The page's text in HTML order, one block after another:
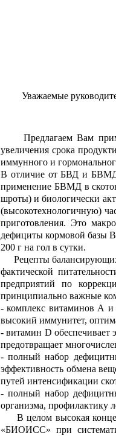
Уважаемые
Предлагаем Вам
увеличения срока
иммунного и
В отличие от БВД и БВМД,
применение БВМД в
шроты) и биологически
(высокотехнологичную)
приготовления. Это
дефициты кормовой базы
200 г на гол в сутки.
Рецепты балансирующих
фактической
предприятий по
принципиально важные
- комплекс витаминов А и
высокий иммунитет,
- витамин D обеспечивает
предотвращает
- полный набор
эффективность обмена
путей интенсификации
- полный набор
организма, профилактику
В целом высокая
«БИОИСС» при